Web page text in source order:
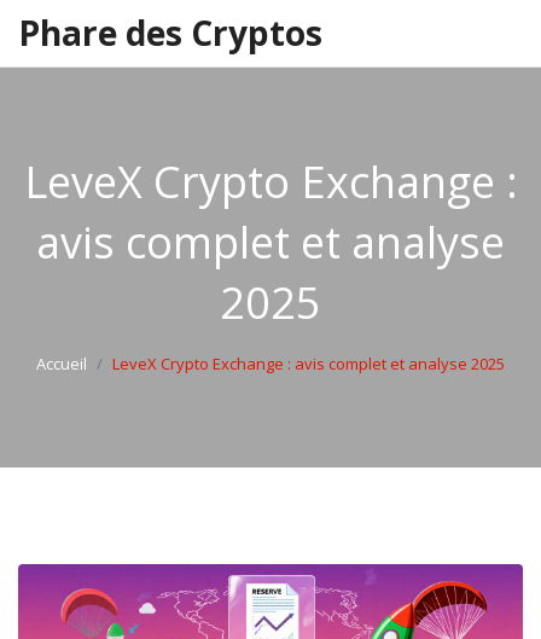
Phare des Cryptos
LeveX Crypto Exchange :
avis complet et analyse
2025
Accueil LeveX Crypto Exchange : avis complet et analyse 2025